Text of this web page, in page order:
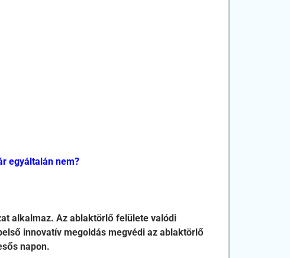
egyáltalán nem?
alkalmaz. Az ablaktörlő felülete valódi
innovatív megoldás megvédi az ablaktörlő
napon.